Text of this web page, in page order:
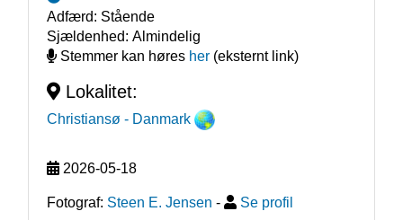
Adfærd: Stående
Sjældenhed: Almindelig
Stemmer kan høres her(eksternt link)
Lokalitet:
Christiansø - Danmark
2026-05-18
Fotograf: Steen E. Jensen - Se profil